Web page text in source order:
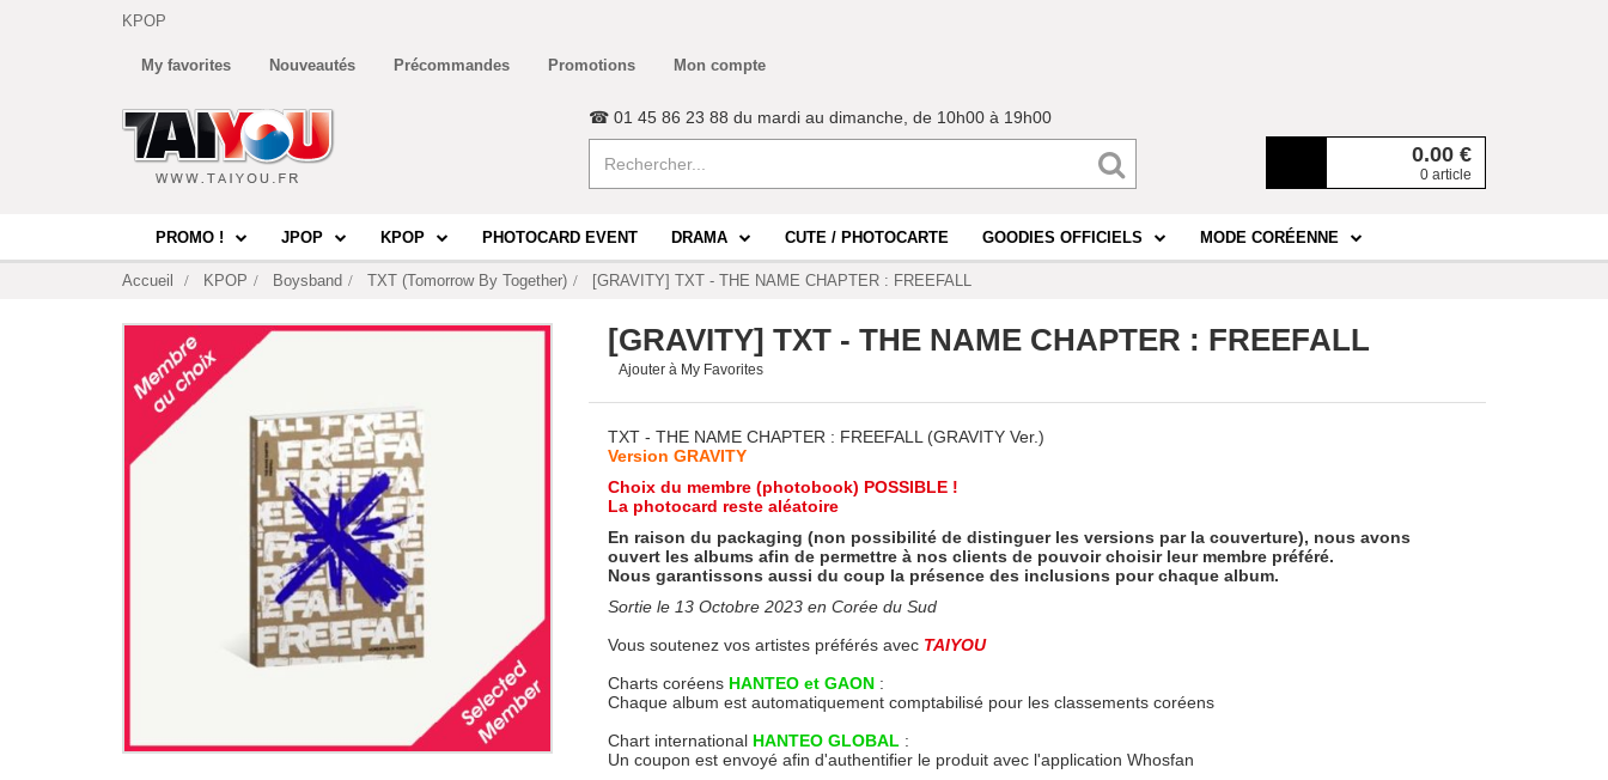
KPOP
My favorites Nouveautés Précommandes Promotions Mon compte
0.00 €
0 article
☎ 01 45 86 23 88 du mardi au dimanche, de 10h00 à 19h00
PROMO ! JPOP KPOP PHOTOCARD EVENT DRAMA CUTE / PHOTOCARTE GOODIES OFFICIELS MODE CORÉENNE
Accueil KPOP Boysband TXT (Tomorrow By Together) [GRAVITY] TXT - THE NAME CHAPTER : FREEFALL
[GRAVITY] TXT - THE NAME CHAPTER : FREEFALL
Ajouter à My Favorites
TXT - THE NAME CHAPTER : FREEFALL (GRAVITY Ver.)
Version GRAVITY
Choix du membre (photobook) POSSIBLE !
La photocard reste aléatoire
En raison du packaging (non possibilité de distinguer les versions par la couverture), nous avons
ouvert les albums afin de permettre à nos clients de pouvoir choisir leur membre préféré.
Nous garantissons aussi du coup la présence des inclusions pour chaque album.
Sortie le 13 Octobre 2023 en Corée du Sud
Vous soutenez vos artistes préférés avec TAIYOU
Charts coréens HANTEO et GAON :
Chaque album est automatiquement comptabilisé pour les classements coréens
Chart international HANTEO GLOBAL :
Un coupon est envoyé afin d'authentifier le produit avec l'application Whosfan